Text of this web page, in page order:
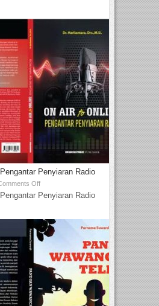
Penyiaran Radio
Off
Penyiaran Radio